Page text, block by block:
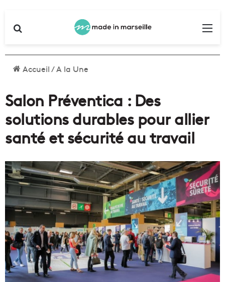
Accueil/A la Une
Salon Préventica : Des
solutions durables pour allier
santé et sécurité au travail